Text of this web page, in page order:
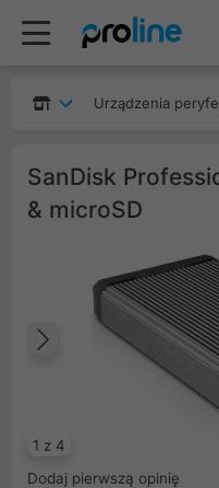
Urządzenia
SanDisk
& microSD
1 z 4
Poprzedni
Dodaj pierwszą opinię